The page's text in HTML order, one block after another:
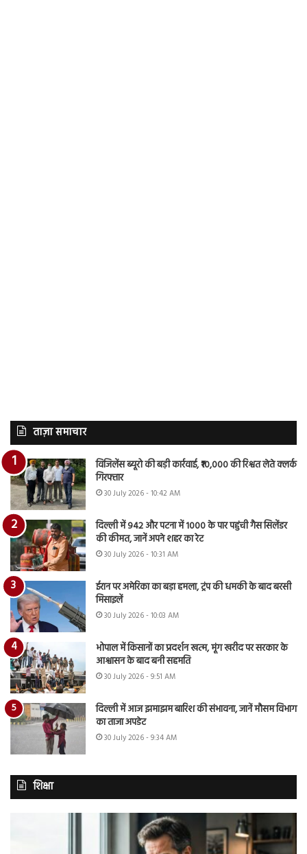
ताज़ा समाचार
विजिलेंस ब्यूरो की बड़ी कार्रवाई, ₹10,000 की रिश्वत लेते क्लर्क
गिरफ्तार
30 July 2026 - 10:42 AM
दिल्ली में 942 और पटना में 1000 के पार पहुंची गैस सिलेंडर
की कीमत, जानें अपने शहर का रेट
30 July 2026 - 10:31 AM
ईरान पर अमेरिका का बड़ा हमला, ट्रंप की धमकी के बाद बरसी
मिसाइलें
30 July 2026 - 10:03 AM
भोपाल में किसानों का प्रदर्शन खत्म, मूंग खरीद पर सरकार के
आश्वासन के बाद बनी सहमति
30 July 2026 - 9:51 AM
दिल्ली में आज झमाझम बारिश की संभावना, जानें मौसम विभाग
का ताजा अपडेट
30 July 2026 - 9:34 AM
शिक्षा